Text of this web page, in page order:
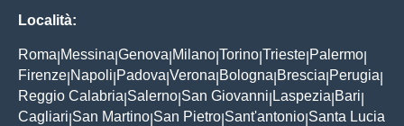
Località:
Roma Messina Genova Milano Torino Trieste Palermo
Firenze Napoli Padova Verona Bologna Brescia Perugia
Reggio Calabria Salerno San Giovanni Laspezia Bari
Cagliari San Martino San Pietro Sant'antonio Santa Lucia